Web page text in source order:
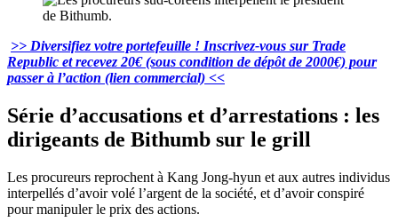
>> Diversifiez votre portefeuille ! Inscrivez-vous sur Trade
Republic et recevez 20€ (sous condition de dépôt de 2000€) pour
passer à l’action (lien commercial) <<
Série d’accusations et d’arrestations : les
dirigeants de Bithumb sur le grill
Les procureurs reprochent à Kang Jong-hyun et aux autres individus
interpellés d’avoir volé l’argent de la société, et d’avoir conspiré
pour manipuler le prix des actions.